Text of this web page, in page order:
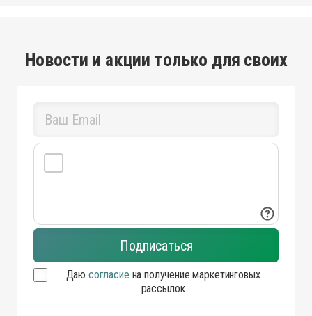
Новости и акции только для своих
Даю согласие на получение маркетинговых
рассылок